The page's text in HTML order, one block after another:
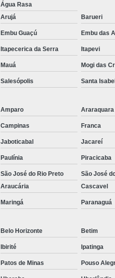
Água Rasa
Arujá Barueri
Embu Guaçú Embu das
Itapecerica da Serra Itapevi
Mauá Mogi das
Salesópolis Santa
Amparo Araraquara
Campinas Franca
Jaboticabal Jacareí
Paulínia Piracicaba
São José do Rio Preto São José
Araucária Cascavel
Maringá Paranaguá
Belo Horizonte Betim
Ibirité Ipatinga
Patos de Minas Pouso